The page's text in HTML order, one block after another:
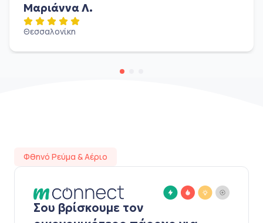
Μαριάννα Λ.
Θεσσαλονίκη
Φθηνό Ρεύμα & Αέριο
Σου βρίσκουμε τον